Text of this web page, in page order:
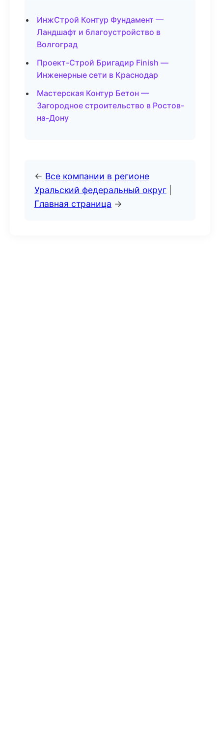
ИнжСтрой Контур Фундамент —
Ландшафт и благоустройство в
Волгоград
Проект-Строй Бригадир Finish —
Инженерные сети в Краснодар
Мастерская Контур Бетон —
Загородное строительство в Ростов-
на-Дону
← Все компании в регионе
Уральский федеральный округ
Главная страница →